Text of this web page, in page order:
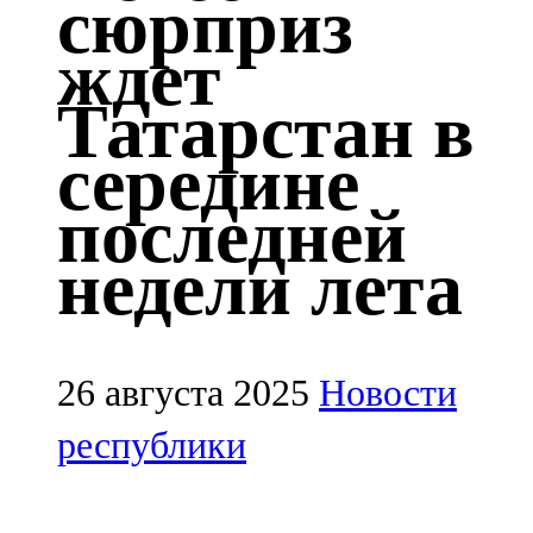
Казан
91,5 FM
Кайбыч
106,1 FM
Кама тамагы
71,51 FM
Кукмара
107,9 FM
Лениногорский
102,1 FM
сюрприз
ждет
Татарстан в
середине
последней
недели лета
26 августа 2025 Новости
республики